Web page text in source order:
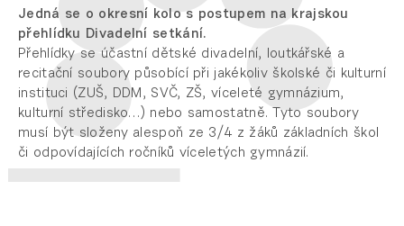
Jedná se o okresní kolo s postupem na krajskou
přehlídku Divadelní setkání.
Přehlídky se účastní dětské divadelní, loutkářské a
recitační soubory působící při jakékoliv školské či kulturní
instituci (ZUŠ, DDM, SVČ, ZŠ, víceleté gymnázium,
kulturní středisko…) nebo samostatně. Tyto soubory
musí být složeny alespoň ze 3/4 z žáků základních škol
či odpovídajících ročníků víceletých gymnázií.